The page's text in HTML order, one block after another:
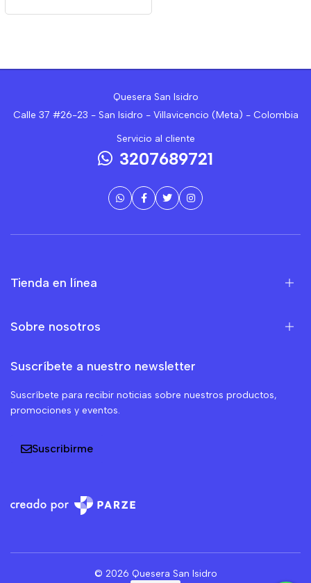
Quesera San Isidro
Calle 37 #26-23 - San Isidro - Villavicencio (Meta) - Colombia
Servicio al cliente
3207689721
Tienda en línea
Sobre nosotros
Suscríbete a nuestro newsletter
Suscríbete para recibir noticias sobre nuestros productos,
promociones y eventos.
Suscribirme
© 2026 Quesera San Isidro